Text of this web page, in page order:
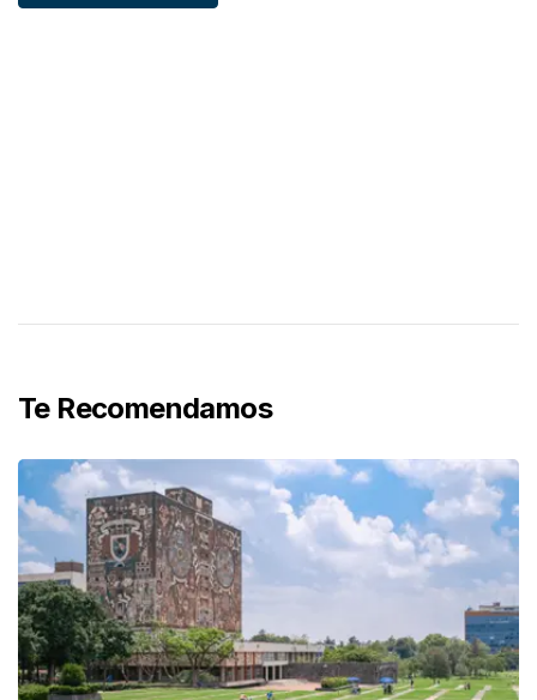
Te Recomendamos